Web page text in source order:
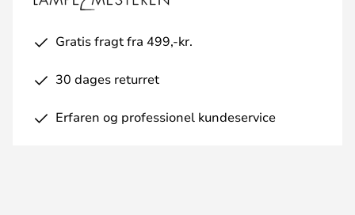
Gratis fragt fra 499,-kr.
30 dages returret
Erfaren og professionel kundeservice